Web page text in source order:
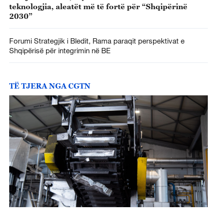
teknologjia, aleatët më të fortë për “Shqipërinë
2030”
Forumi Strategjik i Bledit, Rama paraqit perspektivat e
Shqipërisë për integrimin në BE
TË TJERA NGA CGTN